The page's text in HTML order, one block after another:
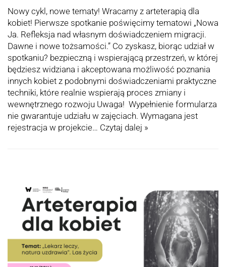
Nowy cykl, nowe tematy! Wracamy z arteterapią dla
kobiet! Pierwsze spotkanie poświęcimy tematowi „Nowa
Ja. Refleksja nad własnym doświadczeniem migracji.
Dawne i nowe tożsamości.” Co zyskasz, biorąc udział w
spotkaniu? bezpieczną i wspierającą przestrzeń, w której
będziesz widziana i akceptowana możliwość poznania
innych kobiet z podobnymi doświadczeniami praktyczne
techniki, które realnie wspierają proces zmiany i
wewnętrznego rozwoju Uwaga! Wypełnienie formularza
nie gwarantuje udziału w zajęciach. Wymagana jest
rejestracja w projekcie… Czytaj dalej »